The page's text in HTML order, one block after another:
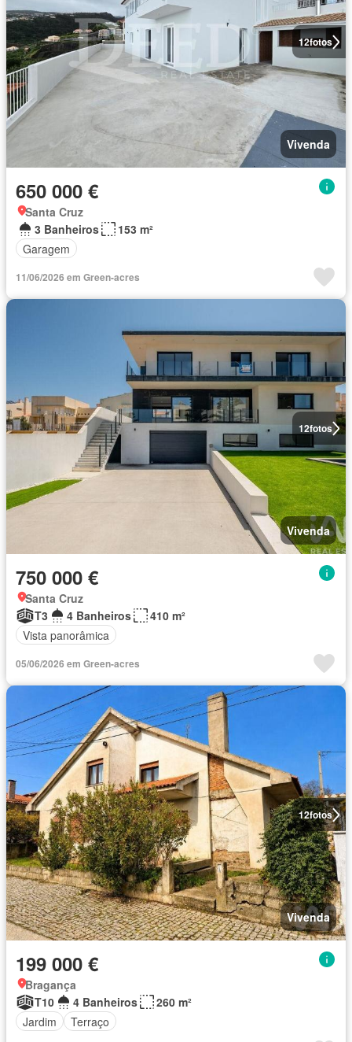
12fotos
Vivenda
650 000 €
Santa Cruz
3 Banheiros
153 m²
Garagem
11/06/2026 em Green-acres
12fotos
Vivenda
750 000 €
Santa Cruz
T3
4 Banheiros
410 m²
Vista panorâmica
05/06/2026 em Green-acres
12fotos
Vivenda
199 000 €
Bragança
T10
4 Banheiros
260 m²
Jardim
Terraço